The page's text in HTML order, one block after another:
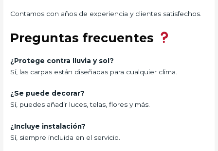
Contamos con años de experiencia y clientes satisfechos.
Preguntas frecuentes
¿Protege contra lluvia y sol?
Sí, las carpas están diseñadas para cualquier clima.
¿Se puede decorar?
Sí, puedes añadir luces, telas, flores y más.
¿Incluye instalación?
Sí, siempre incluida en el servicio.